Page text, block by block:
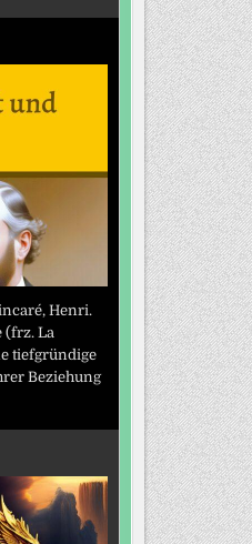
Henri.
(frz. La
tiefgründige
Beziehung